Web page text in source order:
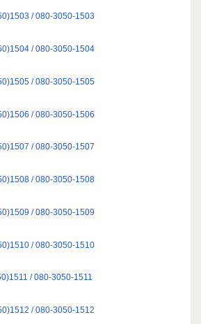
/ 080-3050-1503
/ 080-3050-1504
/ 080-3050-1505
/ 080-3050-1506
/ 080-3050-1507
/ 080-3050-1508
/ 080-3050-1509
/ 080-3050-1510
/ 080-3050-1511
/ 080-3050-1512